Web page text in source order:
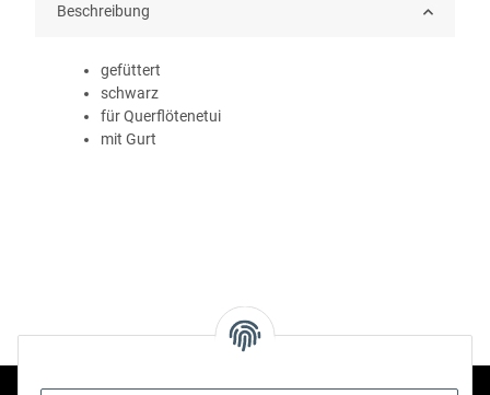
Beschreibung
gefüttert
schwarz
für Querflötenetui
mit Gurt